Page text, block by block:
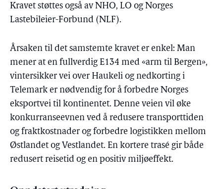
Kravet støttes også av NHO, LO og Norges
Lastebileier-Forbund (NLF).
Årsaken til det samstemte kravet er enkel: Man
mener at en fullverdig E134 med «arm til Bergen»,
vintersikker vei over Haukeli og nedkorting i
Telemark er nødvendig for å forbedre Norges
eksportvei til kontinentet. Denne veien vil øke
konkurranseevnen ved å redusere transporttiden
og fraktkostnader og forbedre logistikken mellom
Østlandet og Vestlandet. En kortere trasé gir både
redusert reisetid og en positiv miljøeffekt.